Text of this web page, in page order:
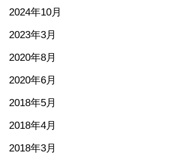
2024年10月
2023年3月
2020年8月
2020年6月
2018年5月
2018年4月
2018年3月